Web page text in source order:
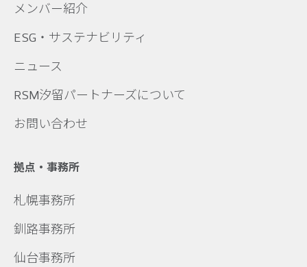
メンバー紹介
ESG・サステナビリティ
ニュース
RSM汐留パートナーズについて
お問い合わせ
拠点・事務所
札幌事務所
釧路事務所
仙台事務所